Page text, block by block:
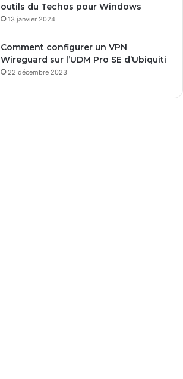
outils du Techos pour Windows
13 janvier 2024
Comment configurer un VPN
Wireguard sur l’UDM Pro SE d’Ubiquiti
22 décembre 2023